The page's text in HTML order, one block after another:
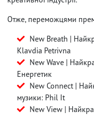
Отже, переможцями
New Breath |
Klavdia Petrivna
New Wave |
Енергетик
New Connect |
музики: Phil It
New View |